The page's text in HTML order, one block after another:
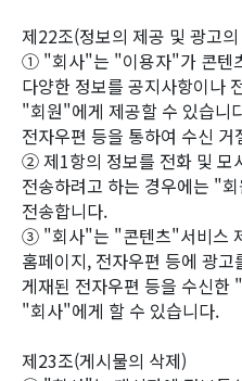
제22조(정보의 제공 및 광고
① "회사"는 "이용자"가 콘텐
다양한 정보를 공지사항이나
"회원"에게 제공할 수 있습니
전자우편 등을 통하여 수신
② 제1항의 정보를 전화 및 모
전송하려고 하는 경우에는 "
전송합니다.
③ "회사"는 "콘텐츠"서비스
홈페이지, 전자우편 등에 광
게재된 전자우편 등을 수신한
"회사"에게 할 수 있습니다.
제23조(게시물의 삭제)